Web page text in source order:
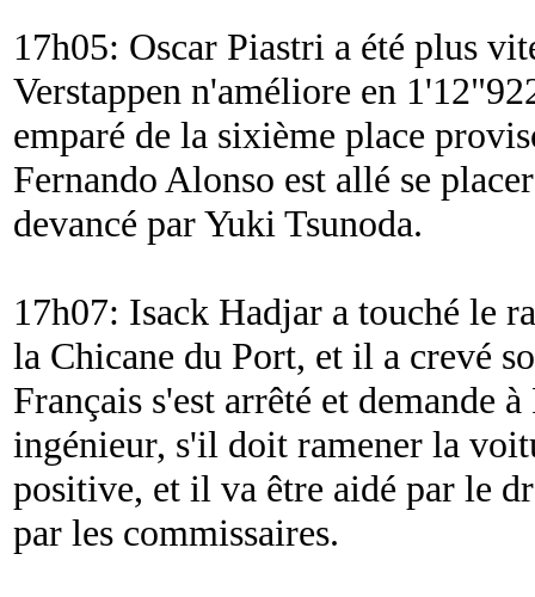
17h05: Oscar Piastri a été plus
Verstappen n'améliore en
emparé de la sixième place
Fernando Alonso est allé se
devancé par Yuki Tsunoda.
17h07: Isack Hadjar a touché le
la Chicane du Port, et il a crevé
Français s'est arrêté et demande
ingénieur, s'il doit ramener la
positive, et il va être aidé par le
par les commissaires.